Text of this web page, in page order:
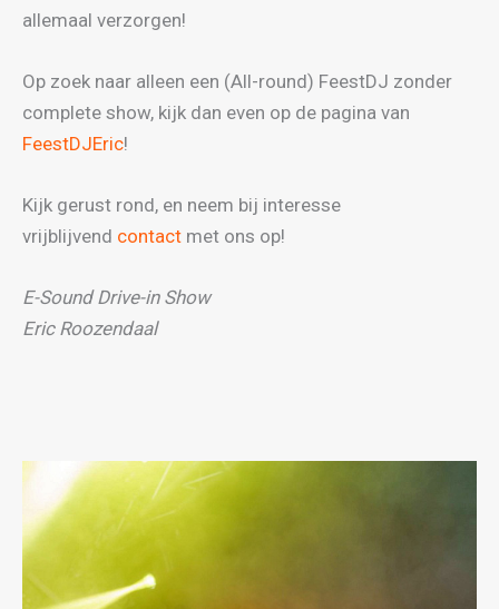
allemaal verzorgen!
Op zoek naar alleen een (All-round) FeestDJ zonder
complete show, kijk dan even op de pagina van
FeestDJEric!
Kijk gerust rond, en neem bij interesse
vrijblijvend contact met ons op!
E-Sound Drive-in Show
Eric Roozendaal